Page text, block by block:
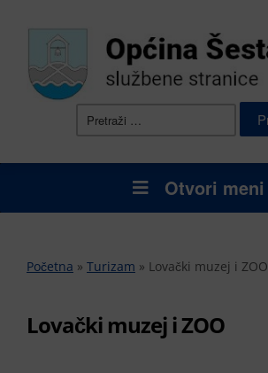
Otvori meni
Početna » Turizam » Lovački muzej i ZOO
Lovački muzej i ZOO